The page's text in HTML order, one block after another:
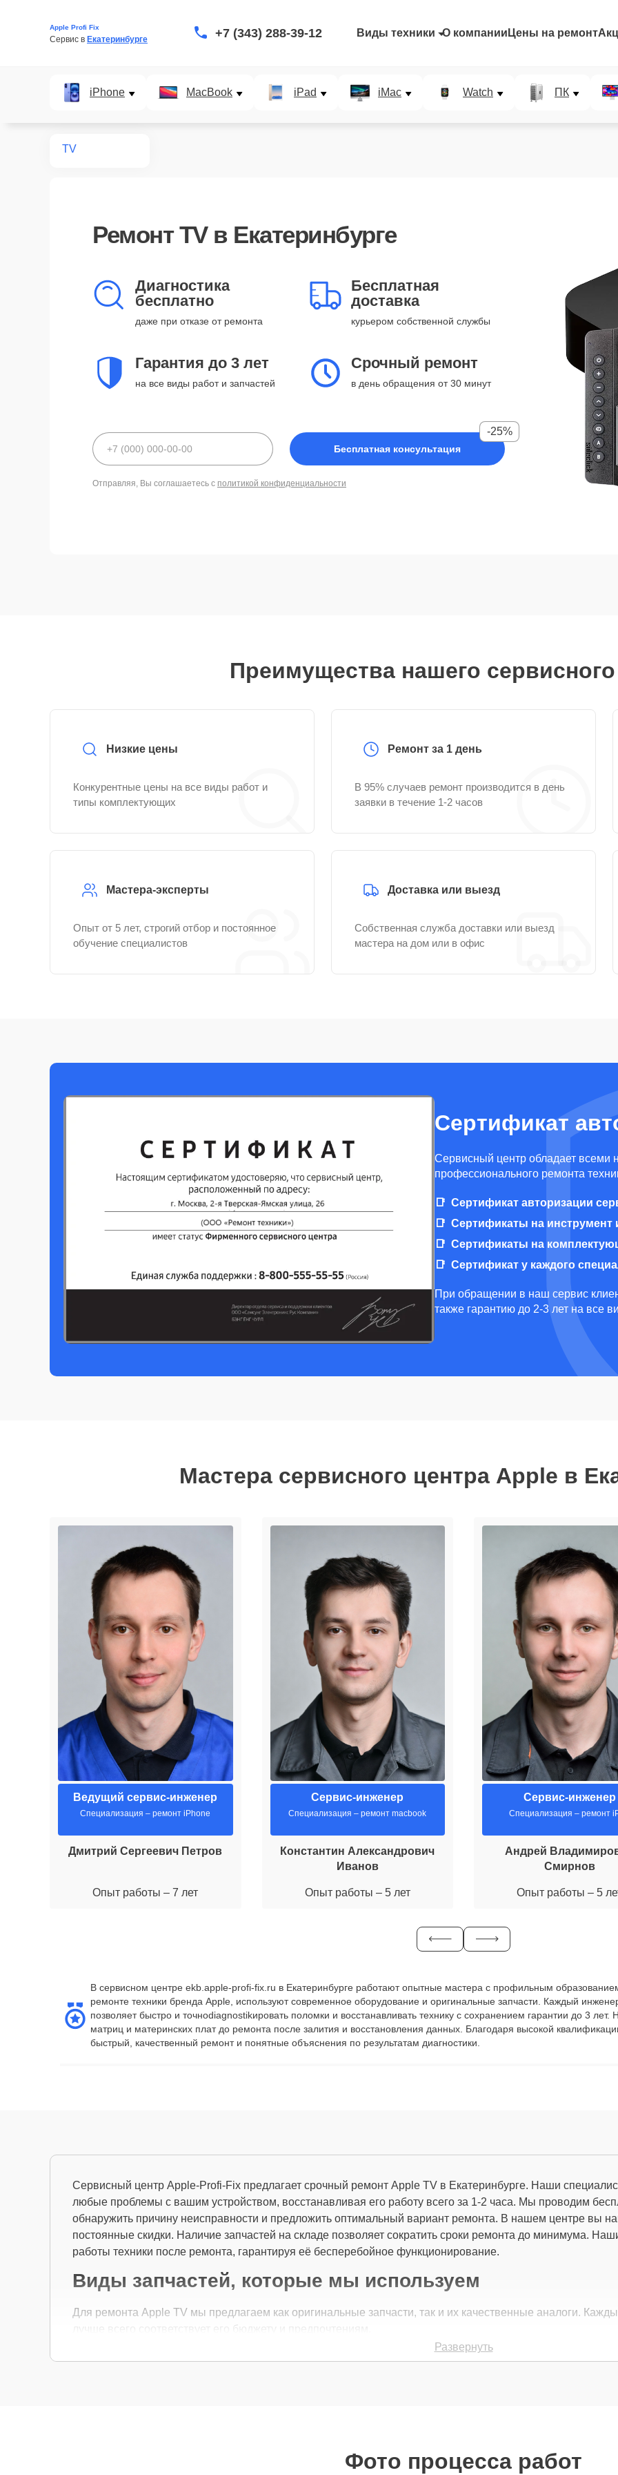
Apple Profi Fix
Сервис в Екатеринбурге +7 (343) 288-39-12 Виды техники О компании Цены на ремонт
iPhone MacBook iPad iMac Watch ПК
TV
РемонтTVв Екатеринбурге
Диагностика
бесплатно
даже при отказе от ремонта
Бесплатная
доставка
курьером собственной службы
Гарантия до 3 лет
на все виды работ и запчастей
Срочный ремонт
в день обращения от 30 минут
Бесплатная консультация
-25%
Отправляя, Вы соглашаетесь с политикой конфиденциальности
Преимущества нашего
Низкие цены
Конкурентные цены на все виды работ и
типы комплектующих
Ремонт за 1 день
В 95% случаев ремонт производится в день
заявки в течение 1-2 часов
Мастера-эксперты
Опыт от 5 лет, строгий отбор и постоянное
обучение специалистов
Доставка или выезд
Собственная служба доставки или выезд
мастера на дом или в офис
Сертификат
Cервисный центр обладает
профессионального ремонта
Сертификат авторизации
Сертификаты на инструмент
Сертификаты на
Сертификат у каждого
При обращении в наш сервис
также гарантию до 2-3 лет на все
Мастера сервисного центра Apple в
Ведущий сервис-инженер
Специализация – ремонт iPhone
Дмитрий Сергеевич Петров
Опыт работы – 7 лет
Сервис-инженер
Специализация – ремонт macbook
Константин Александрович
Иванов
Опыт работы – 5 лет
Сервис-инженер
Специализация – ремонт
Андрей
Смирнов
Опыт работы – 5
В сервисном центре ekb.apple-profi-fix.ru в Екатеринбурге работают опытные мастера с профильным
ремонте техники бренда Apple, используют современное оборудование и оригинальные запчасти. Каждый
позволяет быстро и точноdiagnostikировать поломки и восстанавливать технику с сохранением гарантии до 3
матриц и материнских плат до ремонта после залития и восстановления данных. Благодаря высокой
быстрый, качественный ремонт и понятные объяснения по результатам диагностики.
Сервисный центр Apple-Profi-Fix предлагает срочный ремонт Apple TV в Екатеринбурге. Наши
любые проблемы с вашим устройством, восстанавливая его работу всего за 1-2 часа. Мы проводим
обнаружить причину неисправности и предложить оптимальный вариант ремонта. В нашем центре вы
постоянные скидки. Наличие запчастей на складе позволяет сократить сроки ремонта до минимума.
работы техники после ремонта, гарантируя её бесперебойное функционирование.
Виды запчастей, которые мы используем
Для ремонта Apple TV мы предлагаем как оригинальные запчасти, так и их качественные аналоги.
лучше всего соответствует его бюджету и предпочтениям.
Развернуть
Фото процесса работ